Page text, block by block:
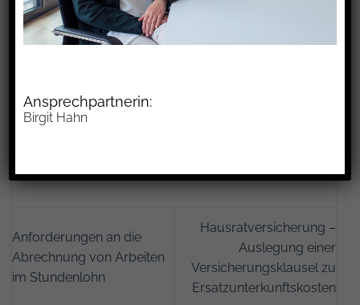
Geschädigten sind nicht nur gegenüber der
Reparaturwerkstatt, sondern auch gegenüber
dem Kfz-Sachverständigen Grenzen gesetzt,
gegeben hat.
Anforderungen an die
Abrechnung von Arbeiten
im Stundenlohn
Hausratversicherung –
Auslegung einer
Versicherungsklausel zu
Ersatzunterkunftskosten
Ansprechpartnerin:
Birgit Hahn